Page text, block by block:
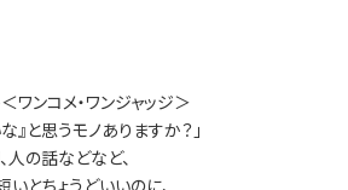
ワンコメ・ワンジャッジ＞
』と思うモノありますか？」
人の話などなど、
とちょうどいいのに、